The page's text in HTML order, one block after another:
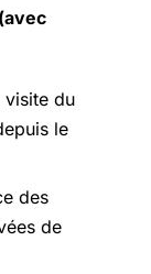
visite du
le
des
de